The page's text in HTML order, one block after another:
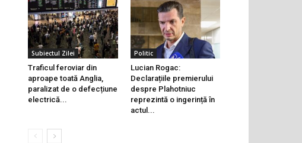
Subiectul Zilei
Traficul feroviar din
aproape toată Anglia,
paralizat de o defecțiune
electrică...
Politic
Lucian Rogac:
Declarațiile premierului
despre Plahotniuc
reprezintă o ingerință în
actul...